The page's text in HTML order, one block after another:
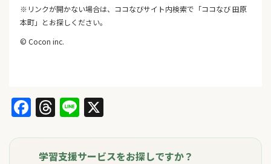
※リンクが開かない場合は、ココなびサイト内検索で「ココなび 田原
本町」とお探しください。
© Cocon inc.
Facebook
Threads
Line
学習支援サービスをお探しですか？